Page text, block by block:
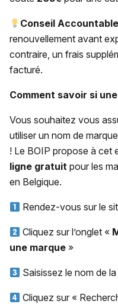
Conseil
renouvellement avant
contraire, un frais
facturé.
Comment savoir si
Vous souhaitez vous
utiliser un nom de
! Le BOIP propose à cet
ligne gratuit pour les
en Belgique.
Rendez-vous sur le
Cliquez sur l’onglet «
une marque »
Saisissez le nom de
Cliquez sur «